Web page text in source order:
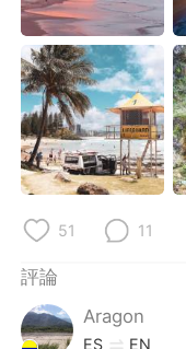
日本語
Русский
Indonesia
Türkçe
Português
51 11
評論
Aragon
ES EN